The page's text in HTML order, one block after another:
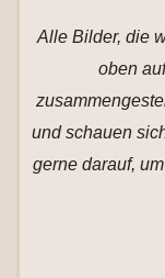
Alle Bilder, die
oben
und schauen
gerne darauf,